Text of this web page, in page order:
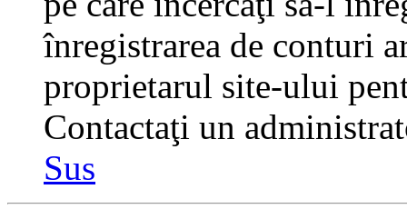
înregistrarea de conturi
proprietarul site-ului
Contactaţi un
Sus